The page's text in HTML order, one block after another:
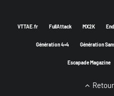
VTTAE.fr FullAttack MX2K
Génération 4×4 Génération
Escapade Magazine